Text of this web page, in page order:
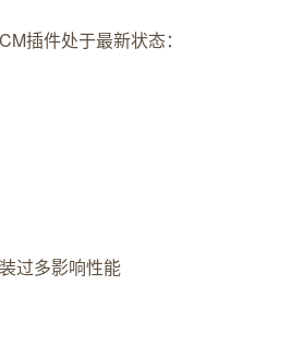
插件处于最新状态：
过多影响性能